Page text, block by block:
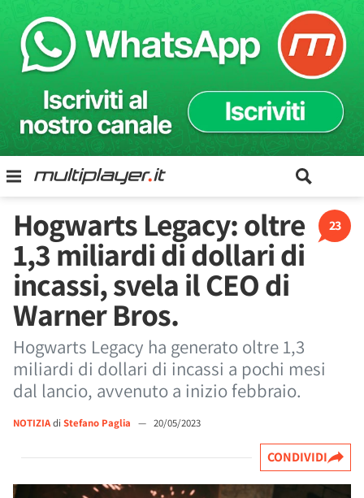
23
Hogwarts Legacy: oltre
1,3 miliardi di dollari di
incassi, svela il CEO di
Warner Bros.
Hogwarts Legacy ha generato oltre 1,3
miliardi di dollari di incassi a pochi mesi
dal lancio, avvenuto a inizio febbraio.
NOTIZIAdi Stefano Paglia — 20/05/2023
CONDIVIDI